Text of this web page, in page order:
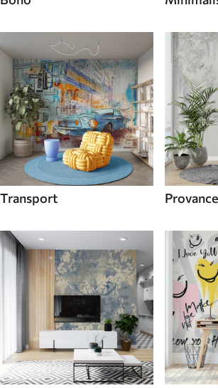
Transport Provance